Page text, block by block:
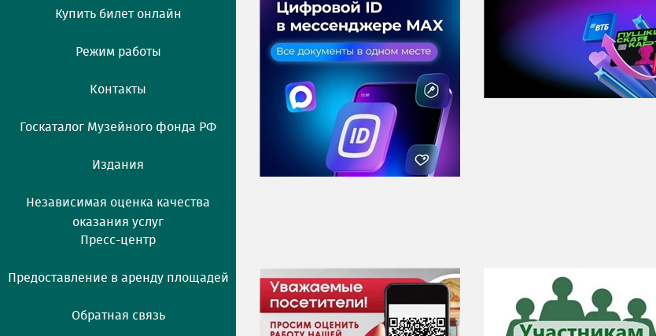
Купить билет онлайн
Режим работы
Контакты
Госкаталог Музейного фонда РФ
Издания
Независимая оценка качества
оказания услуг
Пресс-центр
Предоставление в аренду площадей
Обратная связь